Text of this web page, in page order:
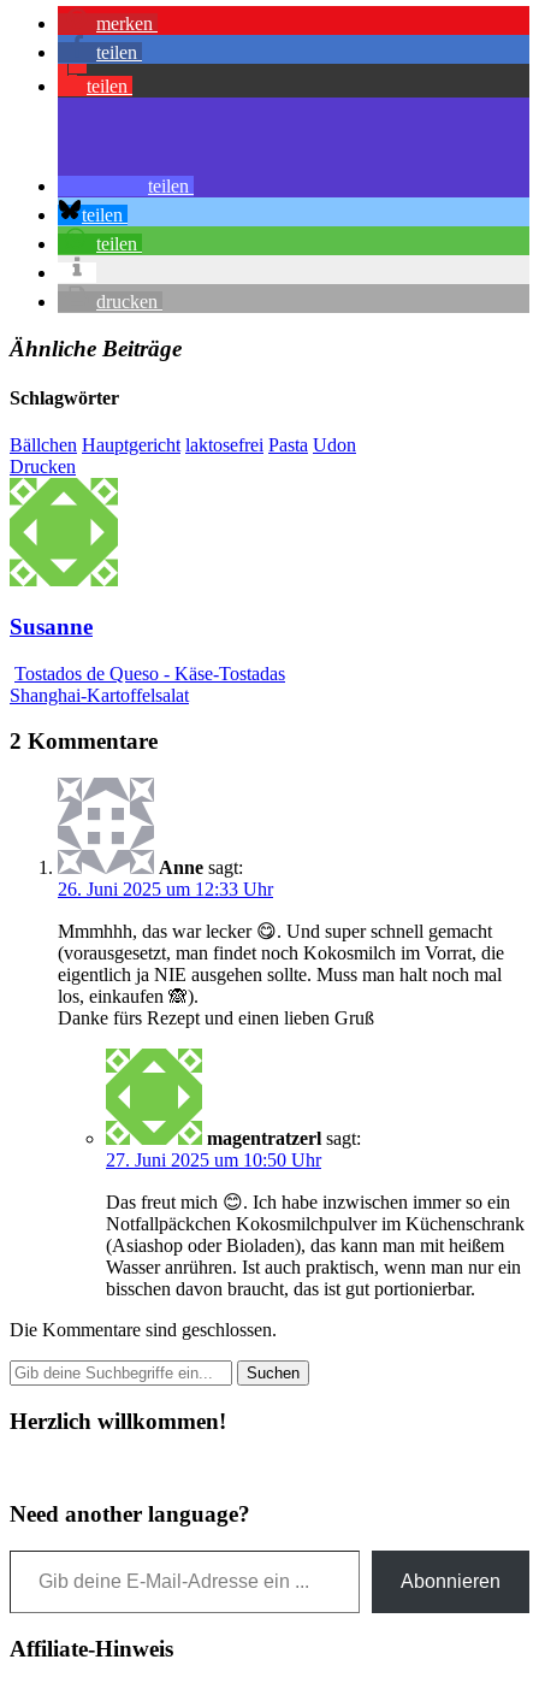
merken
teilen
teilen
teilen
teilen
teilen
drucken
Ähnliche Beiträge
Schlagwörter
Bällchen Hauptgericht laktosefrei Pasta Udon
Drucken
Susanne
Tostados de Queso - Käse-Tostadas
Shanghai-Kartoffelsalat
2 Kommentare
Anne sagt:
26. Juni 2025 um 12:33 Uhr
Mmmhhh, das war lecker 😋. Und super schnell gemacht
(vorausgesetzt, man findet noch Kokosmilch im Vorrat, die
eigentlich ja NIE ausgehen sollte. Muss man halt noch mal
los, einkaufen 🙈).
Danke fürs Rezept und einen lieben Gruß
magentratzerl sagt:
27. Juni 2025 um 10:50 Uhr
Das freut mich 😊. Ich habe inzwischen immer so ein
Notfallpäckchen Kokosmilchpulver im Küchenschrank
(Asiashop oder Bioladen), das kann man mit heißem
Wasser anrühren. Ist auch praktisch, wenn man nur ein
bisschen davon braucht, das ist gut portionierbar.
Die Kommentare sind geschlossen.
Herzlich willkommen!
Need another language?
Gib deine E-Mail-Adresse ein ...
Abonnieren
Affiliate-Hinweis